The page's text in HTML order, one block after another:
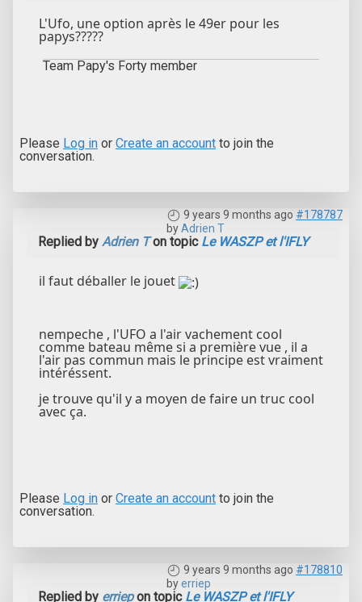
L'Ufo, une option après le 49er pour les
papys?????
Team Papy's Forty member
Please Log in or Create an account to join the
conversation.
9 years 9 months ago #178787
byAdrien T
Replied by Adrien Ton topic Le WASZP et l'IFLY
il faut déballer le jouet
nempeche , l'UFO a l'air vachement cool
comme bateau même si a première vue , il a
l'air pas commun mais le principe est vraiment
intéréssent.
je trouve qu'il y a moyen de faire un truc cool
avec ça.
Please Log in or Create an account to join the
conversation.
9 years 9 months ago #178810
byerriep
Replied by erriepon topic Le WASZP et l'IFLY